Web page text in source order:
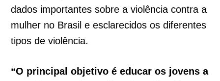
dados importantes sobre a violência contra a
mulher no Brasil e esclarecidos os diferentes
tipos de violência.
“O principal objetivo é educar os jovens a